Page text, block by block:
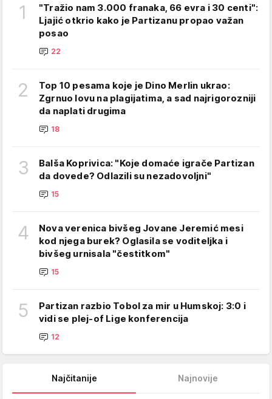
1
"Tražio nam 3.000 franaka, 66 evra i 30 centi":
Ljajić otkrio kako je Partizanu propao važan
posao
22
2
Top 10 pesama koje je Dino Merlin ukrao:
Zgrnuo lovu na plagijatima, a sad najrigorozniji
da naplati drugima
18
3
Balša Koprivica: "Koje domaće igrače Partizan
da dovede? Odlazili su nezadovoljni"
15
4
Nova verenica bivšeg Jovane Jeremić mesi
kod njega burek? Oglasila se voditeljka i
bivšeg urnisala "čestitkom"
15
5
Partizan razbio Tobol za mir u Humskoj: 3:0 i
vidi se plej-of Lige konferencija
12
Najčitanije Najnovije